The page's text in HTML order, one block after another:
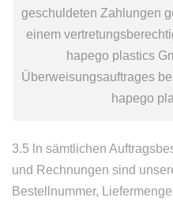
geschuldeten Zahlungen
einem
hapego plastics
Überweisungsauftrages
hapego
3.5 ln sämtlichen
und Rechnungen sind
Bestellnummer, Liefermenge